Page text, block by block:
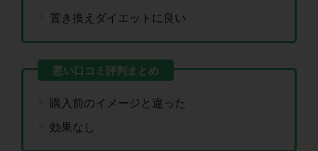
置き換えダイエットに良い
購入前のイメージと違った
効果なし